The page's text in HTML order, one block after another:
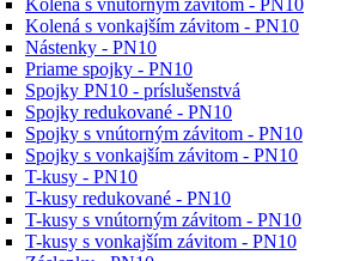
Kolená s vonkajším závitom - PN10
Nástenky - PN10
Priame spojky - PN10
Spojky PN10 - príslušenstvá
Spojky redukované - PN10
Spojky s vnútorným závitom - PN10
Spojky s vonkajším závitom - PN10
T-kusy - PN10
T-kusy redukované - PN10
T-kusy s vnútorným závitom - PN10
T-kusy s vonkajším závitom - PN10